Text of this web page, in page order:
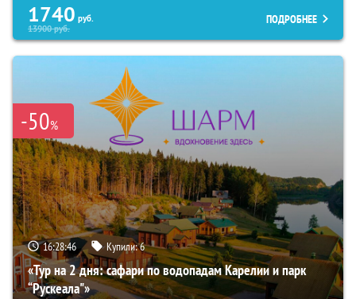
1740 руб.
13900руб.
ПОДРОБНЕЕ
-50%
16:28:45 Купили:6
«Тур на 2 дня: сафари по водопадам Карелии и парк
“Рускеала"»